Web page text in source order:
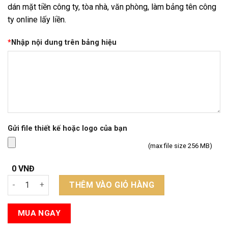
dán mặt tiền công ty, tòa nhà, văn phòng, làm bảng tên công
ty online lấy liền.
*Nhập nội dung trên bảng hiệu
Gửi file thiết kế hoặc logo của bạn
(max file size 256 MB)
0 VNĐ
Bảng tên công ty xanh 30cm x 40cm số lượng
THÊM VÀO GIỎ HÀNG
MUA NGAY